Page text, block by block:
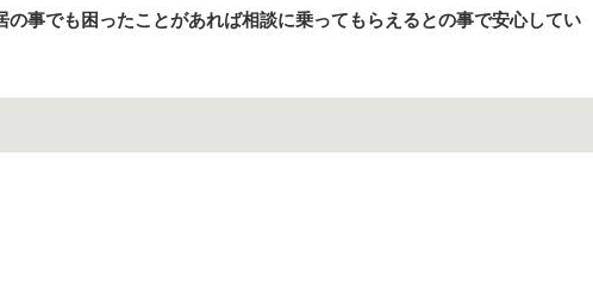
事でも困ったことがあれば相談に乗ってもらえるとの事で安心してい